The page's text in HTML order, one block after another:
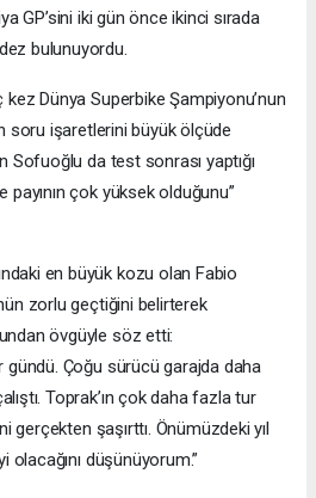
GP’sini iki gün önce ikinci sırada
bulunuyordu.
kez Dünya Superbike Şampiyonu’nun
soru işaretlerini büyük ölçüde
Sofuoğlu da test sonrası yaptığı
çok yüksek olduğunu”
en büyük kozu olan Fabio
zorlu geçtiğini belirterek
övgüyle söz etti:
gündü. Çoğu sürücü garajda daha
Toprak’ın çok daha fazla tur
gerçekten şaşırttı. Önümüzdeki yıl
olacağını düşünüyorum.”